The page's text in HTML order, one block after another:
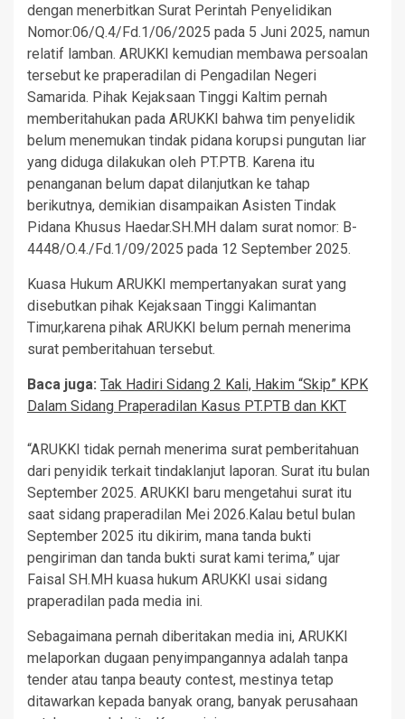
dengan menerbitkan Surat Perintah Penyelidikan
Nomor:06/Q.4/Fd.1/06/2025 pada 5 Juni 2025, namun
relatif lamban. ARUKKI kemudian membawa persoalan
tersebut ke praperadilan di Pengadilan Negeri
Samarida. Pihak Kejaksaan Tinggi Kaltim pernah
memberitahukan pada ARUKKI bahwa tim penyelidik
belum menemukan tindak pidana korupsi pungutan liar
yang diduga dilakukan oleh PT.PTB. Karena itu
penanganan belum dapat dilanjutkan ke tahap
berikutnya, demikian disampaikan Asisten Tindak
Pidana Khusus Haedar.SH.MH dalam surat nomor: B-
4448/O.4./Fd.1/09/2025 pada 12 September 2025.
Kuasa Hukum ARUKKI mempertanyakan surat yang
disebutkan pihak Kejaksaan Tinggi Kalimantan
Timur,karena pihak ARUKKI belum pernah menerima
surat pemberitahuan tersebut.
Baca juga: Tak Hadiri Sidang 2 Kali, Hakim “Skip” KPK
Dalam Sidang Praperadilan Kasus PT.PTB dan KKT
“ARUKKI tidak pernah menerima surat pemberitahuan
dari penyidik terkait tindaklanjut laporan. Surat itu bulan
September 2025. ARUKKI baru mengetahui surat itu
saat sidang praperadilan Mei 2026.Kalau betul bulan
September 2025 itu dikirim, mana tanda bukti
pengiriman dan tanda bukti surat kami terima,” ujar
Faisal SH.MH kuasa hukum ARUKKI usai sidang
praperadilan pada media ini.
Sebagaimana pernah diberitakan media ini, ARUKKI
melaporkan dugaan penyimpangannya adalah tanpa
tender atau tanpa beauty contest, mestinya tetap
ditawarkan kepada banyak orang, banyak perusahaan